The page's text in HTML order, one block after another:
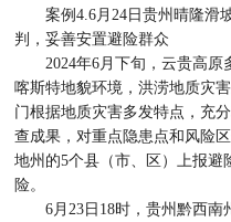
案例4.6月24日贵州晴隆滑
判，妥善安置避险群众
2024年6月下旬，云贵高原
喀斯特地貌环境，洪涝地质灾
门根据地质灾害多发特点，充
查成果，对重点隐患点和风险
地州的5个县（市、区）上报避
险。
6月23日18时，贵州黔西南